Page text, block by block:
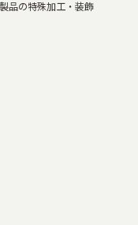
品の特殊加工・装飾